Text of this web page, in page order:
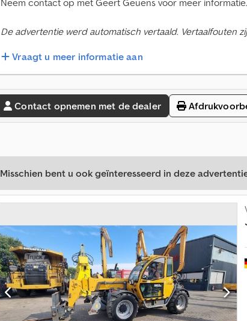
Neem contact op met Geert Geuens voor meer informatie.
De advertentie werd automatisch vertaald. Vertaalfouten
Vraagt u meer informatie aan
Contact opnemen met de dealer
Misschien bent u ook geïnteresseerd in deze